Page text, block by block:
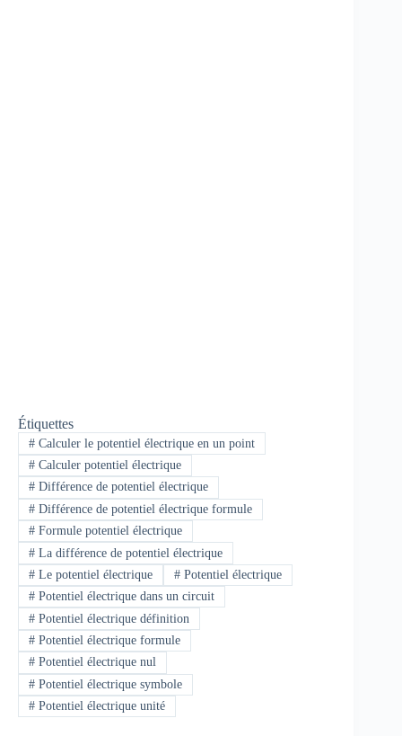
Étiquettes
#Calculer le potentiel électrique en un point
#Calculer potentiel électrique
#Différence de potentiel électrique
#Différence de potentiel électrique formule
#Formule potentiel électrique
#La différence de potentiel électrique
#Le potentiel électrique #Potentiel électrique
#Potentiel électrique dans un circuit
#Potentiel électrique définition
#Potentiel électrique formule
#Potentiel électrique nul
#Potentiel électrique symbole
#Potentiel électrique unité